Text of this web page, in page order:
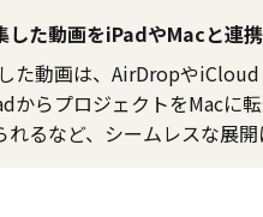
した動画をiPadやMacと連携
た動画は、AirDropやiCloud
からプロジェクトをMacに
れるなど、シームレスな展